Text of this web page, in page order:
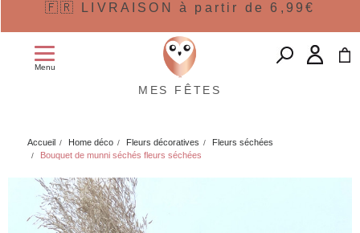
🇫🇷 LIVRAISON à partir de 6,99€
Menu
MES FÊTES
Accueil Home déco Fleurs décoratives
Fleurs séchées
Bouquet de munni séchés fleurs séchées